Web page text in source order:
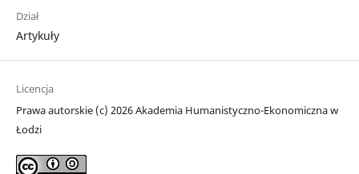
Dział
Artykuły
Licencja
Prawa autorskie (c) 2026 Akademia Humanistyczno-Ekonomiczna w
Łodzi